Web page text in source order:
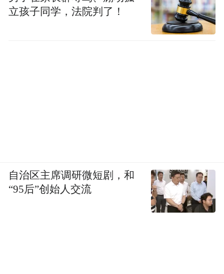
立孩子同学，法院判了！
自治区主席调研微短剧，和
“95后”创始人交流